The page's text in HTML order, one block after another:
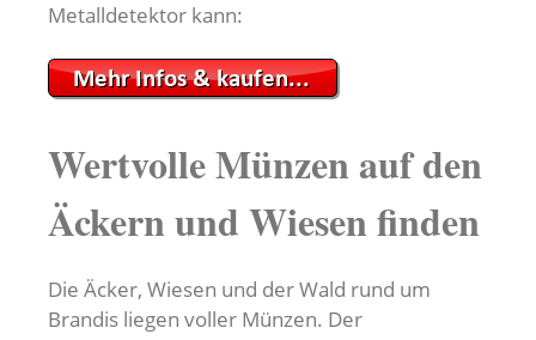
Metalldetektor kann:
Wertvolle Münzen auf den
Äckern und Wiesen finden
Die Äcker, Wiesen und der Wald rund um
Brandis liegen voller Münzen. Der